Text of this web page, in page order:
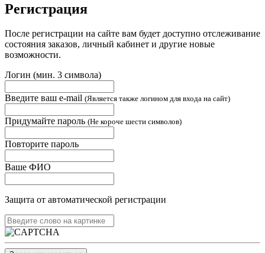
Регистрация
После регистрации на сайте вам будет доступно отслеживание
состояния заказов, личный кабинет и другие новые
возможности.
Логин (мин. 3 символа)
Введите ваш e-mail (Является также логином для входа на сайт)
Придумайте пароль (Не короче шести символов)
Повторите пароль
Ваше ФИО
Защита от автоматической регистрации